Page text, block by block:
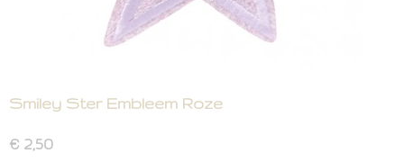
Smiley Ster Embleem Roze
€ 2,50